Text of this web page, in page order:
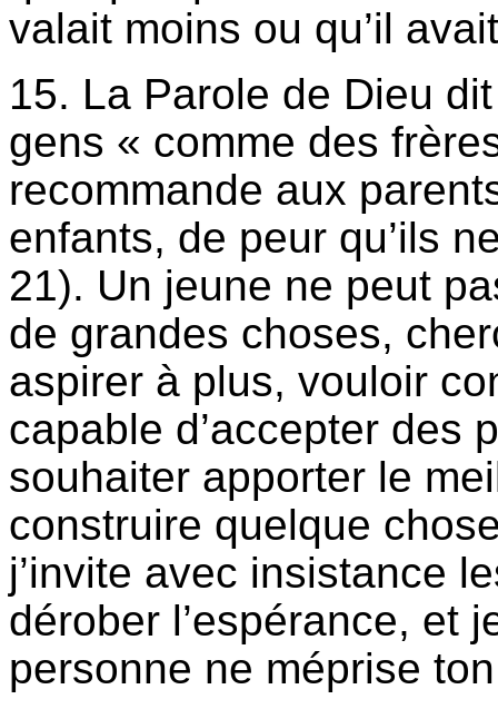
valait moins ou qu’il
15. La Parole de Dieu
gens « comme des
recommande aux
enfants, de peur qu’ils
21). Un jeune ne peut
de grandes choses,
aspirer à plus, vouloir
capable d’accepter des
souhaiter apporter le
construire quelque
j’invite avec insistance
dérober l’espérance, et
personne ne méprise